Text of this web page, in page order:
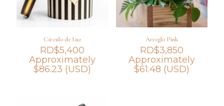
Círculo de Luz
RD$5,400
Approximately
$86.23 (USD)
Arreglo Pink
RD$3,850
Approximately
$61.48 (USD)